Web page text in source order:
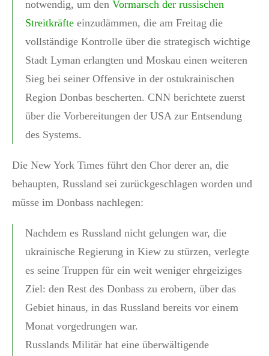
notwendig, um den Vormarsch der russischen
Streitkräfte einzudämmen, die am Freitag die
vollständige Kontrolle über die strategisch wichtige
Stadt Lyman erlangten und Moskau einen weiteren
Sieg bei seiner Offensive in der ostukrainischen
Region Donbas bescherten. CNN berichtete zuerst
über die Vorbereitungen der USA zur Entsendung
des Systems.
Die New York Times führt den Chor derer an, die
behaupten, Russland sei zurückgeschlagen worden und
müsse im Donbass nachlegen:
Nachdem es Russland nicht gelungen war, die
ukrainische Regierung in Kiew zu stürzen, verlegte
es seine Truppen für ein weit weniger ehrgeiziges
Ziel: den Rest des Donbass zu erobern, über das
Gebiet hinaus, in das Russland bereits vor einem
Monat vorgedrungen war.
Russlands Militär hat eine überwältigende